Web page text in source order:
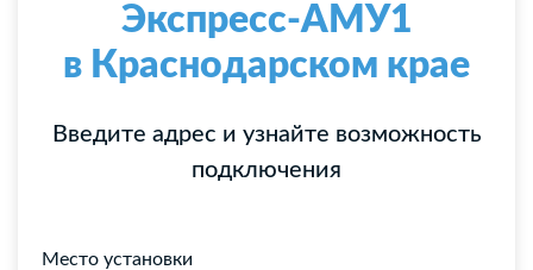
Экспресс-АМУ1
в Краснодарском крае
Введите адрес и узнайте возможность
подключения
Место установки